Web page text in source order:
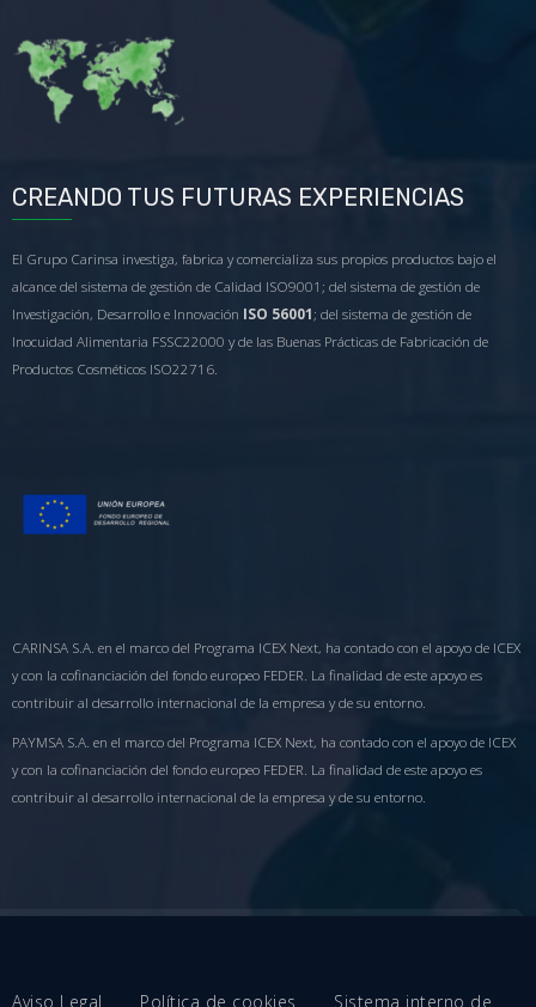
CREANDO TUS FUTURAS EXPERIENCIAS
El Grupo Carinsa investiga, fabrica y comercializa sus propios productos bajo el
alcance del sistema de gestión de Calidad ISO9001; del sistema de gestión de
Investigación, Desarrollo e Innovación ISO 56001 ; del sistema de gestión de
Inocuidad Alimentaria FSSC22000 y de las Buenas Prácticas de Fabricación de
Productos Cosméticos ISO22716.
CARINSA S.A. en el marco del Programa ICEX Next, ha contado con el apoyo de ICEX
y con la cofinanciación del fondo europeo FEDER. La finalidad de este apoyo es
contribuir al desarrollo internacional de la empresa y de su entorno.
PAYMSA S.A. en el marco del Programa ICEX Next, ha contado con el apoyo de ICEX
y con la cofinanciación del fondo europeo FEDER. La finalidad de este apoyo es
contribuir al desarrollo internacional de la empresa y de su entorno.
Aviso Legal Política de cookies Sistema interno de